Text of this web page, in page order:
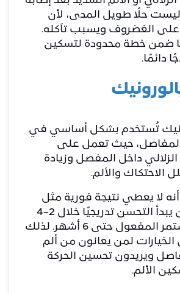
ليست حلًا طويل المدى، لأن
على الغضروف ويسبب تآكله.
ضمن خطة محدودة لتسكين
دائمًا.
تُستخدم بشكل أساسي في
حيث تعمل على
داخل المفصل وزيادة
الاحتكاك والألم.
أنه لا يعطي نتيجة فورية مثل
الكورتيزون، لكن يبدأ التحسن تدريجيًا خلال 2–4
أسابيع، وقد يستمر المفعول حتى 6 أشهر. لذلك
لمن يعانون من ألم
ويريدون تحسين الحركة
الألم.